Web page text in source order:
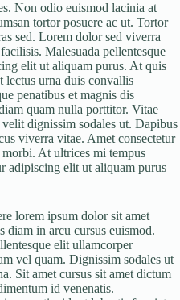
Non odio euismod lacinia at
tortor posuere ac ut. Tortor
sed. Lorem dolor sed viverra
Malesuada pellentesque
elit ut aliquam purus. At quis
lectus urna duis convallis
penatibus et magnis dis
quam nulla porttitor. Vitae
dignissim sodales ut. Dapibus
viverra vitae. Amet consectetur
At ultrices mi tempus
adipiscing elit ut aliquam purus
lorem ipsum dolor sit amet
diam in arcu cursus euismod.
elit ullamcorper
vel quam. Dignissim sodales ut
Sit amet cursus sit amet dictum
id venenatis.